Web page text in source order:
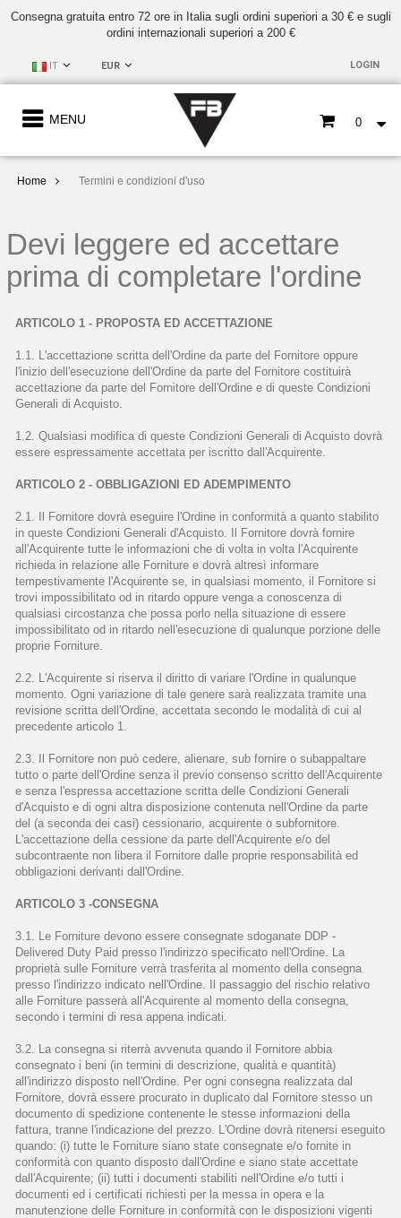
Consegna gratuita entro 72 ore in Italia sugli ordini superiori a 30 € e sugli
ordini internazionali superiori a 200 €
IT EUR LOGIN
MENU 0
Home Termini e condizioni d'uso
Devi leggere ed accettare
prima di completare l'ordine
ARTICOLO 1 - PROPOSTA ED ACCETTAZIONE
1.1. L'accettazione scritta dell'Ordine da parte del Fornitore oppure
l'inizio dell'esecuzione dell'Ordine da parte del Fornitore costituirà
accettazione da parte del Fornitore dell'Ordine e di queste Condizioni
Generali di Acquisto.
1.2. Qualsiasi modifica di queste Condizioni Generali di Acquisto dovrà
essere espressamente accettata per iscritto dall'Acquirente.
ARTICOLO 2 - OBBLIGAZIONI ED ADEMPIMENTO
2.1. Il Fornitore dovrà eseguire l'Ordine in conformità a quanto stabilito
in queste Condizioni Generali d'Acquisto. Il Fornitore dovrà fornire
all'Acquirente tutte le informazioni che di volta in volta l'Acquirente
richieda in relazione alle Forniture e dovrà altresì informare
tempestivamente l'Acquirente se, in qualsiasi momento, il Fornitore si
trovi impossibilitato od in ritardo oppure venga a conoscenza di
qualsiasi circostanza che possa porlo nella situazione di essere
impossibilitato od in ritardo nell'esecuzione di qualunque porzione delle
proprie Forniture.
2.2. L'Acquirente si riserva il diritto di variare l'Ordine in qualunque
momento. Ogni variazione di tale genere sarà realizzata tramite una
revisione scritta dell'Ordine, accettata secondo le modalità di cui al
precedente articolo 1.
2.3. Il Fornitore non può cedere, alienare, sub fornire o subappaltare
tutto o parte dell'Ordine senza il previo consenso scritto dell'Acquirente
e senza l'espressa accettazione scritta delle Condizioni Generali
d'Acquisto e di ogni altra disposizione contenuta nell'Ordine da parte
del (a seconda dei casi) cessionario, acquirente o subfornitore.
L'accettazione della cessione da parte dell'Acquirente e/o del
subcontraente non libera il Fornitore dalle proprie responsabilità ed
obbligazioni derivanti dall'Ordine.
ARTICOLO 3 -CONSEGNA
3.1. Le Forniture devono essere consegnate sdoganate DDP -
Delivered Duty Paid presso l'indirizzo specificato nell'Ordine. La
proprietà sulle Forniture verrà trasferita al momento della consegna
presso l'indirizzo indicato nell'Ordine. Il passaggio del rischio relativo
alle Forniture passerà all'Acquirente al momento della consegna,
secondo i termini di resa appena indicati.
3.2. La consegna si riterrà avvenuta quando il Fornitore abbia
consegnato i beni (in termini di descrizione, qualità e quantità)
all'indirizzo disposto nell'Ordine. Per ogni consegna realizzata dal
Fornitore, dovrà essere procurato in duplicato dal Fornitore stesso un
documento di spedizione contenente le stesse informazioni della
fattura, tranne l'indicazione del prezzo. L'Ordine dovrà ritenersi eseguito
quando: (i) tutte le Forniture siano state consegnate e/o fornite in
conformità con quanto disposto dall'Ordine e siano state accettate
dall'Acquirente; (ii) tutti i documenti stabiliti nell'Ordine e/o tutti i
documenti ed i certificati richiesti per la messa in opera e la
manutenzione delle Forniture in conformità con le disposizioni vigenti